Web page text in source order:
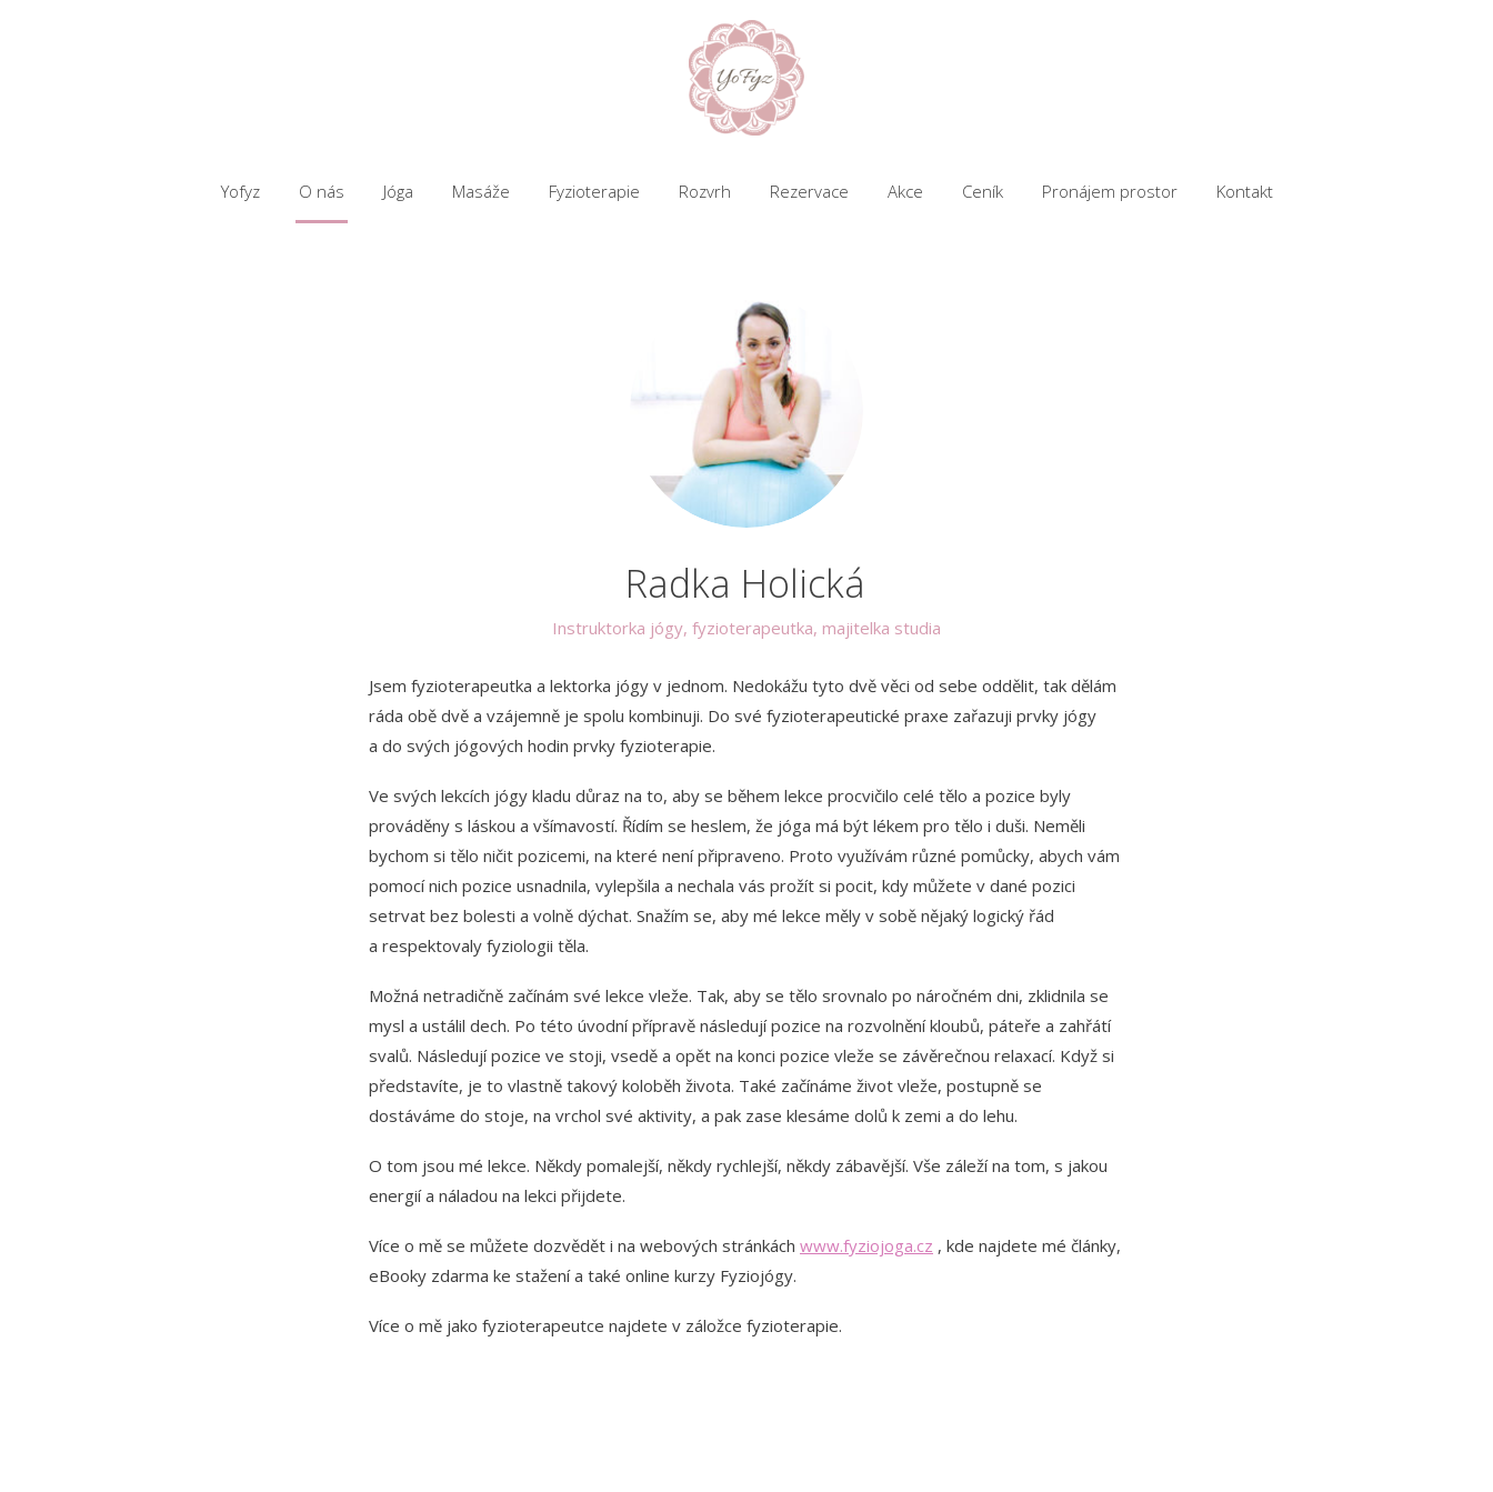
Yofyz O nás Jóga Masáže Fyzioterapie Rozvrh Rezervace Akce Ceník Pronájem prostor Kontakt
Radka Holická
Instruktorka jógy, fyzioterapeutka, majitelka studia
Jsem fyzioterapeutka a lektorka jógy v jednom. Nedokážu tyto dvě věci od sebe oddělit, tak dělám
ráda obě dvě a vzájemně je spolu kombinuji. Do své fyzioterapeutické praxe zařazuji prvky jógy
a do svých jógových hodin prvky fyzioterapie.
Ve svých lekcích jógy kladu důraz na to, aby se během lekce procvičilo celé tělo a pozice byly
prováděny s láskou a všímavostí. Řídím se heslem, že jóga má být lékem pro tělo i duši. Neměli
bychom si tělo ničit pozicemi, na které není připraveno. Proto využívám různé pomůcky, abych vám
pomocí nich pozice usnadnila, vylepšila a nechala vás prožít si pocit, kdy můžete v dané pozici
setrvat bez bolesti a volně dýchat. Snažím se, aby mé lekce měly v sobě nějaký logický řád
a respektovaly fyziologii těla.
Možná netradičně začínám své lekce vleže. Tak, aby se tělo srovnalo po náročném dni, zklidnila se
mysl a ustálil dech. Po této úvodní přípravě následují pozice na rozvolnění kloubů, páteře a zahřátí
svalů. Následují pozice ve stoji, vsedě a opět na konci pozice vleže se závěrečnou relaxací. Když si
představíte, je to vlastně takový koloběh života. Také začínáme život vleže, postupně se
dostáváme do stoje, na vrchol své aktivity, a pak zase klesáme dolů k zemi a do lehu.
O tom jsou mé lekce. Někdy pomalejší, někdy rychlejší, někdy zábavější. Vše záleží na tom, s jakou
energií a náladou na lekci přijdete.
Více o mě se můžete dozvědět i na webových stránkách www.fyziojoga.cz , kde najdete mé články,
eBooky zdarma ke stažení a také online kurzy Fyziojógy.
Více o mě jako fyzioterapeutce najdete v záložce fyzioterapie.